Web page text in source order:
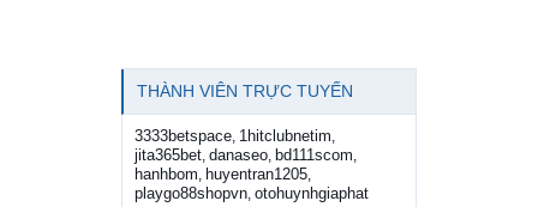
THÀNH VIÊN TRỰC TUYẾN
3333betspace 1hitclubnetim
jita365bet danaseo bd111scom
hanhbom huyentran1205
playgo88shopvn otohuynhgiaphat